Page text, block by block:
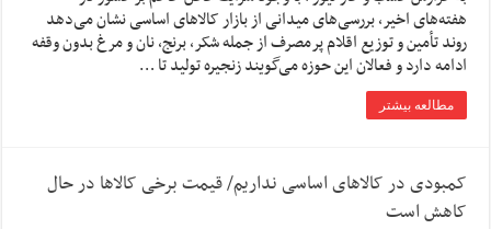
هفته‌های اخیر، بررسی‌های میدانی از بازار کالاهای اساسی نشان می‌دهد
روند تأمین و توزیع اقلام پرمصرف از جمله شکر، برنج، نان و مرغ بدون وقفه
ادامه دارد و فعالان این حوزه می‌گویند زنجیره تولید تا …
مطالعه بیشتر
کمبودی در کالاهای اساسی نداریم/ قیمت برخی کالاها در حال
کاهش است